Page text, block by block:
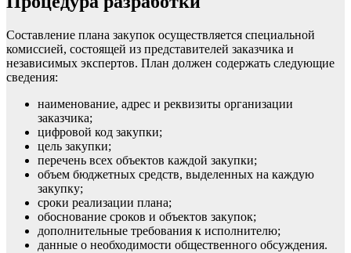
Составление плана закупок осуществляется специальной
комиссией, состоящей из представителей заказчика и
независимых экспертов. План должен содержать следующие
сведения:
наименование, адрес и реквизиты организации
заказчика;
цифровой код закупки;
цель закупки;
перечень всех объектов каждой закупки;
объем бюджетных средств, выделенных на каждую
закупку;
сроки реализации плана;
обоснование сроков и объектов закупок;
дополнительные требования к исполнителю;
данные о необходимости общественного обсуждения.